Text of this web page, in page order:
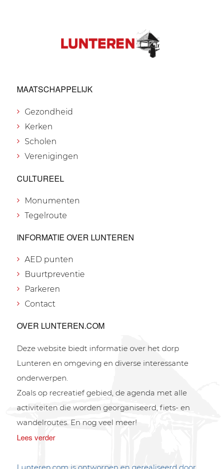
MAATSCHAPPELIJK
Gezondheid
Kerken
Scholen
Verenigingen
CULTUREEL
Monumenten
Tegelroute
INFORMATIE OVER LUNTEREN
AED punten
Buurtpreventie
Parkeren
Contact
OVER LUNTEREN.COM
Deze website biedt informatie over het dorp
Lunteren en omgeving en diverse interessante
onderwerpen.
Zoals op recreatief gebied, de agenda met alle
activiteiten die worden georganiseerd, fiets- en
wandelroutes. En nog veel meer!
Lees verder